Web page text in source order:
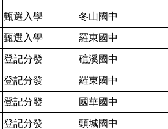
甄選入學 冬山國中
甄選入學 羅東國中
登記分發 礁溪國中
登記分發 羅東國中
登記分發 國華國中
登記分發 頭城國中